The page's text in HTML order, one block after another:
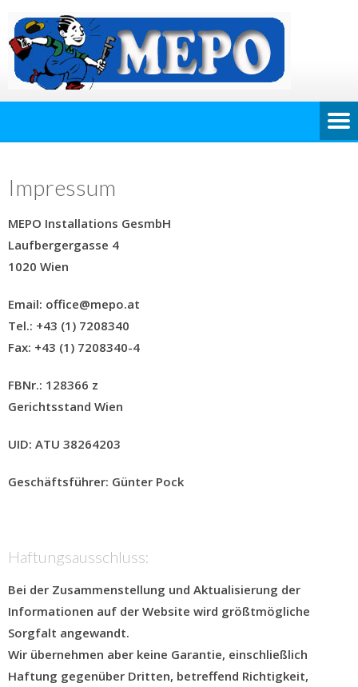
Impressum
MEPO Installations GesmbH
Laufbergergasse 4
1020 Wien
Email: office@mepo.at
Tel.: +43 (1) 7208340
Fax: +43 (1) 7208340-4
FBNr.: 128366 z
Gerichtsstand Wien
UID: ATU 38264203
Geschäftsführer: Günter Pock
Haftungsausschluss:
Bei der Zusammenstellung und Aktualisierung der
Informationen auf der Website wird größtmögliche
Sorgfalt angewandt.
Wir übernehmen aber keine Garantie, einschließlich
Haftung gegenüber Dritten, betreffend Richtigkeit,